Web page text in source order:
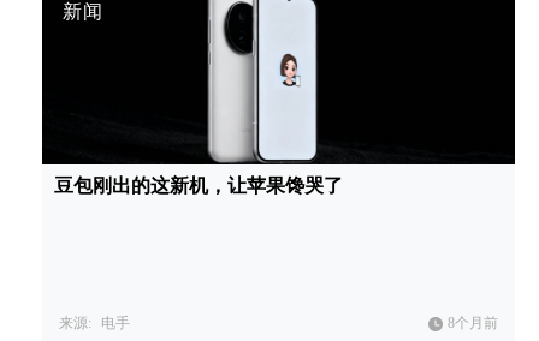
新闻
豆包刚出的这新机，让苹果馋哭了
来源: 电手 8个月前